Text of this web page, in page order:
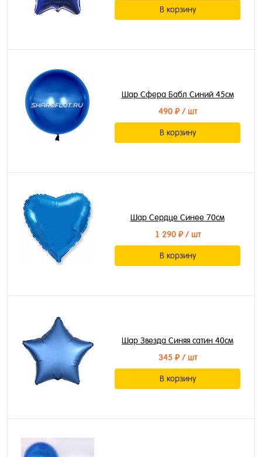
В корзину
Шар Сфера Бабл Синий 45см
490 ₽/ шт
В корзину
Шар Сердце Синее 70см
1 290 ₽/ шт
В корзину
Шар Звезда Синяя сатин 40см
345 ₽/ шт
В корзину